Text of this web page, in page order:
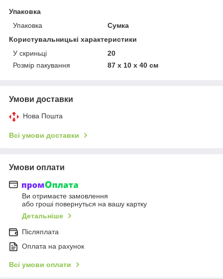
Упаковка
Упаковка
Сумка
Користувальницькі характеристики
У скриньці
20
Розмір пакування
87 х 10 х 40 см
Умови доставки
Нова Пошта
Всі умови доставки
Умови оплати
Ви отримаєте замовлення
або гроші повернуться на вашу картку
Детальніше
Післяплата
Оплата на рахунок
Всі умови оплати